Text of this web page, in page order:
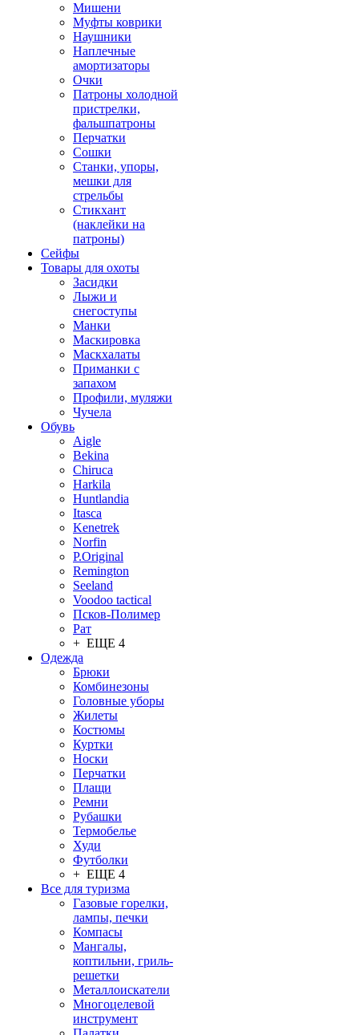
Мишени
Муфты коврики
Наушники
Наплечные
амортизаторы
Очки
Патроны холодной
пристрелки,
фальшпатроны
Перчатки
Сошки
Станки, упоры,
мешки для
стрельбы
Стикхант
(наклейки на
патроны)
Сейфы
Товары для охоты
Засидки
Лыжи и
снегоступы
Манки
Маскировка
Маскхалаты
Приманки с
запахом
Профили, муляжи
Чучела
Обувь
Aigle
Bekina
Chiruсa
Harkila
Huntlandia
Itasca
Kenetrek
Norfin
P.Original
Remington
Seeland
Voodoo tactical
Псков-Полимер
Рат
+ ЕЩЕ 4
Одежда
Брюки
Комбинезоны
Головные уборы
Жилеты
Костюмы
Куртки
Носки
Перчатки
Плащи
Ремни
Рубашки
Термобелье
Худи
Футболки
+ ЕЩЕ 4
Все для туризма
Газовые горелки,
лампы, печки
Компасы
Мангалы,
коптильни, гриль-
решетки
Металлоискатели
Многоцелевой
инструмент